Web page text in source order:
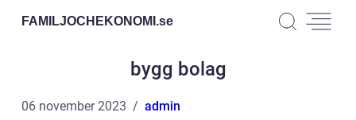
FAMILJOCHEKONOMI.se
bygg bolag
06 november 2023 admin